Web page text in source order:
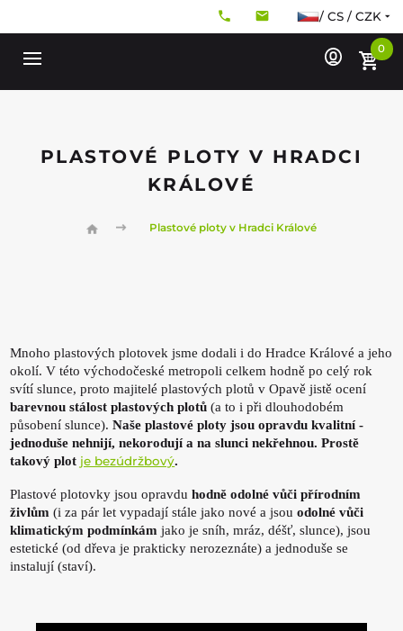
/ CS / CZK
0
PLASTOVÉ PLOTY V HRADCI
KRÁLOVÉ
Plastové ploty v Hradci Králové
Mnoho plastových plotovek jsme dodali i do Hradce Králové a jeho
okolí. V této východočeské metropoli celkem hodně po celý rok
svítí slunce, proto majitelé plastových plotů v Opavě jistě ocení
barevnou stálost plastových plotů (a to i při dlouhodobém
působení slunce).Naše plastové ploty jsou opravdu kvalitní -
jednoduše nehnijí, nekorodují a na slunci nekřehnou. Prostě
takový plot je bezúdržbový.
Plastové plotovky jsou opravduhodně odolné vůči přírodním
živlům (i za pár let vypadají stále jako nové a jsouodolné vůči
klimatickým podmínkám jako je sníh, mráz, déšť, slunce), jsou
estetické (od dřeva je prakticky nerozeznáte) a jednoduše se
instalují (staví).